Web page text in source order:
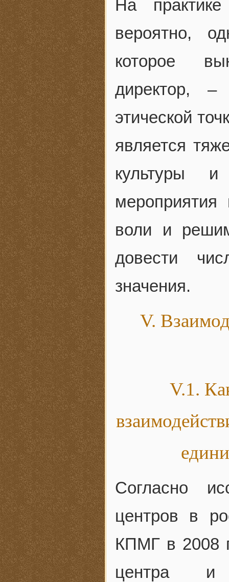
На
вероятно,
которое
директор,
этической
является
культуры и
мероприятия
воли и
довести
значения.
V.
V.1.
Согласно
центров в
КПМГ в 2008
центра и